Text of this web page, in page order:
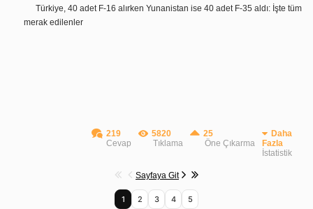
Türkiye, 40 adet F-16 alırken Yunanistan ise 40 adet F-35 aldı: İşte tüm
merak edilenler
219
Cevap
5820
Tıklama
25
Öne Çıkarma
Daha
Fazla
İstatistik
Sayfaya Git
1 2 3 4 5